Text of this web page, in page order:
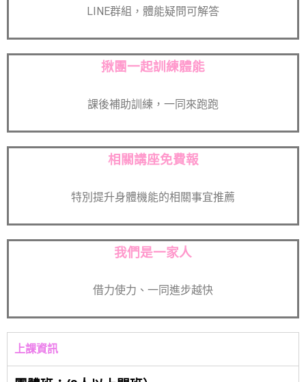
LINE群組，體能疑問可解答
揪團一起訓練體能
課後補助訓練，一同來跑跑
相關講座免費報
特別提升身體機能的相關事宜推薦
我們是一家人
借力使力、一同進步越快
上課資訊